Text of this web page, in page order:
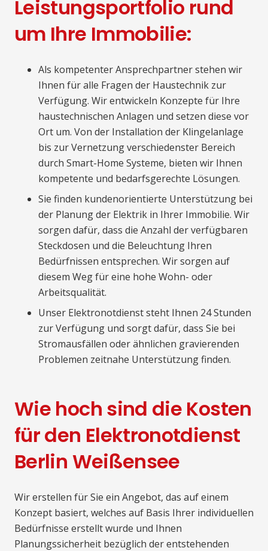
Leistungsportfolio rund
um Ihre Immobilie:
Als kompetenter Ansprechpartner stehen wir
Ihnen für alle Fragen der Haustechnik zur
Verfügung. Wir entwickeln Konzepte für Ihre
haustechnischen Anlagen und setzen diese vor
Ort um. Von der Installation der Klingelanlage
bis zur Vernetzung verschiedenster Bereich
durch Smart-Home Systeme, bieten wir Ihnen
kompetente und bedarfsgerechte Lösungen.
Sie finden kundenorientierte Unterstützung bei
der Planung der Elektrik in Ihrer Immobilie. Wir
sorgen dafür, dass die Anzahl der verfügbaren
Steckdosen und die Beleuchtung Ihren
Bedürfnissen entsprechen. Wir sorgen auf
diesem Weg für eine hohe Wohn- oder
Arbeitsqualität.
Unser Elektronotdienst steht Ihnen 24 Stunden
zur Verfügung und sorgt dafür, dass Sie bei
Stromausfällen oder ähnlichen gravierenden
Problemen zeitnahe Unterstützung finden.
Wie hoch sind die Kosten
für den Elektronotdienst
Berlin Weißensee
Wir erstellen für Sie ein Angebot, das auf einem
Konzept basiert, welches auf Basis Ihrer individuellen
Bedürfnisse erstellt wurde und Ihnen
Planungssicherheit bezüglich der entstehenden